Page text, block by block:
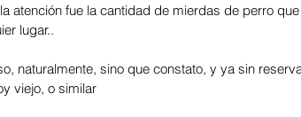
atención fue la cantidad de mierdas de perro
lugar..
naturalmente, sino que constato, y ya sin
viejo, o similar